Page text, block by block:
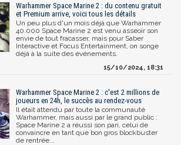
Warhammer Space Marine 2 : du contenu gratuit
et Premium arrive, voici tous les détails
Un peu plus d'un mois déjà que Warhammer
40.000 Space Marine 2 est venu asseoir son
envie de tout fracasser, mais pour Saber
Interactive et Focus Entertainment, on songe
déjà à la suite des événements.
15/10/2024, 18:31
Warhammer Space Marine 2 : c'est 2 millions de
joueurs en 24h, le succès au rendez-vous
Il était attendu par toute la communauté
Warhammer, mais aussi par le grand public :
Space Marine 2 a réussi son pari, celui de
convaincre en tant que bon gros blockbuster
de rentrée...